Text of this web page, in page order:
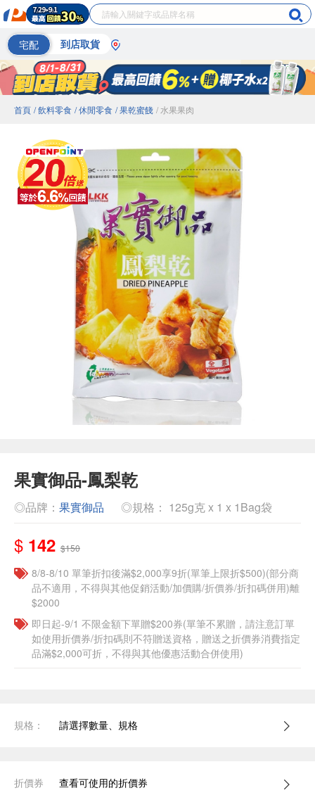
宅配 到店取貨
首頁 / 飲料零食 / 休閒零食 / 果乾蜜餞 / 水果果肉
果實御品-鳳梨乾
◎品牌： 果實御品 ◎規格： 125g克 x 1 x 1Bag袋
$ 142 $150
8/8-8/10 單筆折扣後滿$2,000享9折(單筆上限折$500)(部分商
品不適用，不得與其他促銷活動/加價購/折價券/折扣碼併用)離
$2000
即日起-9/1 不限金額下單贈$200券(單筆不累贈，請注意訂單
如使用折價券/折扣碼則不符贈送資格，贈送之折價券消費指定
品滿$2,000可折，不得與其他優惠活動合併使用)
規格： 請選擇數量、規格
折價券 查看可使用的折價券